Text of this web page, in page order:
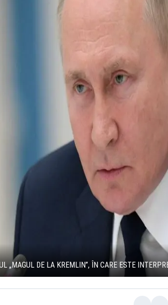
„MAGUL DE LA KREMLIN”, ÎN CARE ESTE